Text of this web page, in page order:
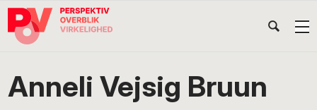
Gå
direkte
navigation
Skip
indhold
Gå
direkte
POV
International
Anneli Vejsig Bruun